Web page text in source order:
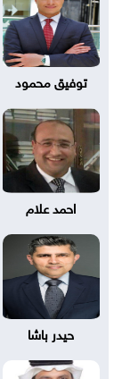
توفيق محمود
احمد علام
حيدر باشا